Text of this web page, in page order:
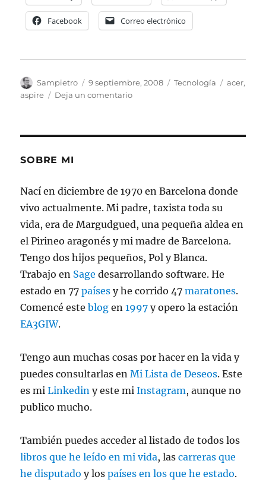
Facebook Correo electrónico
Autor
Sampietro
Publicado
el
9 septiembre, 2008 Categorías
Tecnología Etiquetas
acer,
aspire
Deja un comentarioen
SOBRE MI
Nací en diciembre de 1970 en Barcelona donde
vivo actualmente. Mi padre, taxista toda su
vida, era de Margudgued, una pequeña aldea en
el Pirineo aragonés y mi madre de Barcelona.
Tengo dos hijos pequeños, Pol y Blanca.
Trabajo en Sage desarrollando software. He
estado en 77países y he corrido 47maratones.
Comencé esteblog en1997 y opero la estación
EA3GIW.
Tengo aun muchas cosas por hacer en la vida y
puedes consultarlas enMi Lista de Deseos. Este
es miLinkedin y este miInstagram, aunque no
publico mucho.
También puedes acceder al listado de todos los
libros que he leído en mi vida, lascarreras que
he disputado y lospaíses en los que he estado.